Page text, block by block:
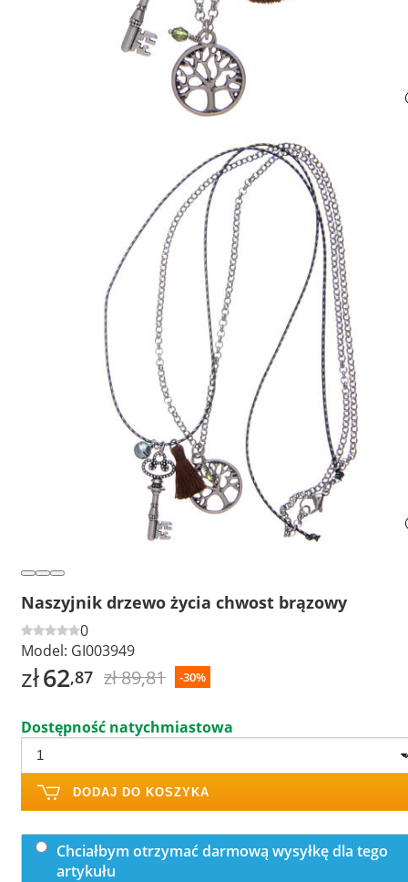
Naszyjnik drzewo życia chwost brązowy
0
Model: GI003949
zł62,87 zł 89,81 -30%
Dostępność natychmiastowa
DODAJ DO KOSZYKA
Chciałbym otrzymać darmową wysyłkę dla tego
artykułu